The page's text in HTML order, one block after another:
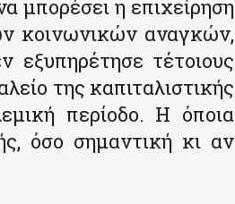
μπορέσει η επιχείρηση
κοινωνικών αναγκών,
τέτοιους
της καπιταλιστικής
περίοδο. Η όποια
όσο σημαντική κι αν